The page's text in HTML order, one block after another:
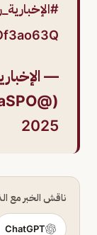
—
(@alekhbariyaSPO)
2025
ناقش الخبر مع
ChatGPT